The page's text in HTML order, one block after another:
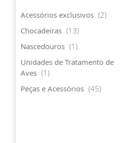
Acessórios exclusivos 2artigo
Chocadeiras
13artigo
Nascedouros
1 artigo
Unidades de Tratamento de
Aves
1 artigo
Peças e Acessórios
45artigo